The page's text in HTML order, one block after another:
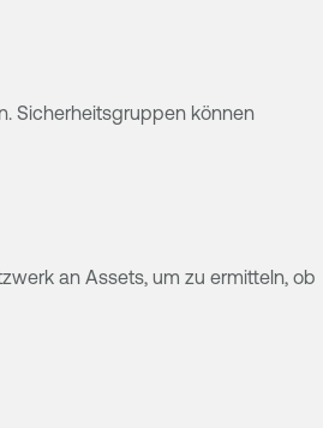
Sicherheitsgruppen können
an Assets, um zu ermitteln, ob